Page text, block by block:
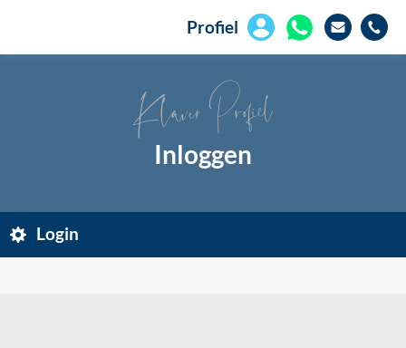
Profiel
Klaver Profiel
Inloggen
Login